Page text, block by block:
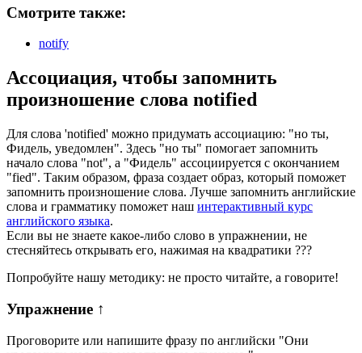
Смотрите также:
notify
Ассоциация, чтобы запомнить
произношение слова notified
Для слова 'notified' можно придумать ассоциацию: "но ты,
Фидель, уведомлен". Здесь "но ты" помогает запомнить
начало слова "not", а "Фидель" ассоциируется с окончанием
"fied". Таким образом, фраза создает образ, который поможет
запомнить произношение слова. Лучше запомнить английские
слова и грамматику поможет наш интерактивный курс
английского языка.
Если вы не знаете какое-либо слово в упражнении, не
стесняйтесь открывать его, нажимая на квадратики ???
Попробуйте нашу методику: не просто читайте, а говорите!
Упражнение ↑
Проговорите или напишите фразу по английски "Они